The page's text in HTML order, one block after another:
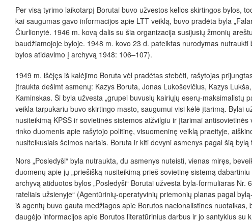
Per visą tyrimo laikotarpį Borutai buvo užvestos kelios skirtingos bylos,
kai saugumas gavo informacijos apie LTT veiklą, buvo pradėta byla
Čiurlionytė. 1946 m. kovą dalis su šia organizacija susijusių žmonių
baudžiamojoje byloje. 1948 m. kovo 23 d. pateiktas nurodymas
bylos atidavimo į archyvą 1948: 106–107).
1949 m. išėjęs iš kalėjimo Boruta vėl pradėtas stebėti, rašytojas
įtraukta dešimt asmenų: Kazys Boruta, Jonas Lukoševičius, Kazys
Kaminskas. Ši byla užvesta „grupei buvusių kairiųjų eserų-
veikla tarpukariu buvo skirtingo masto, saugumui visi kėlė įtarimą. Bylai
nusiteikimą KPSS ir sovietinės sistemos atžvilgiu ir įtarimai
rinko duomenis apie rašytojo politinę, visuomeninę veiklą praeityje,
nusiteikusiais šeimos nariais. Boruta ir kiti devyni asmenys pagal šią
Nors „Posledyši“ byla nutraukta, du asmenys nuteisti, vienas miręs,
duomenų apie jų „priešišką nusiteikimą prieš sovietinę sistemą
archyvą atiduotos bylos „Posledyši“ Borutai užvesta byla-formuliaras
rateliais užsienyje“ (Agentūrinių-operatyvinių priemonių planas pagal
iš agentų buvo gauta medžiagos apie Borutos nacionalistines
daugėjo informacijos apie Borutos literatūrinius darbus ir jo santykius su